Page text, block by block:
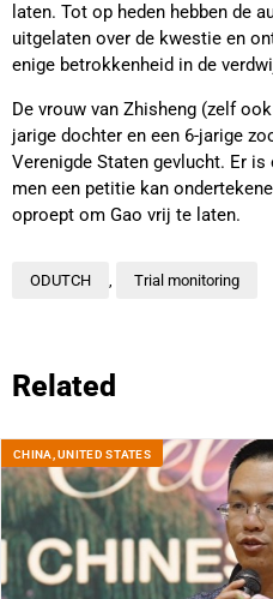
laten. Tot op heden hebben de
uitgelaten over de kwestie en
enige betrokkenheid in de
De vrouw van Zhisheng (zelf
jarige dochter en een 6-jarige
Verenigde Staten gevlucht. Er is
men een petitie kan
oproept om Gao vrij te laten.
ODUTCH , Trial monitoring
Related
CHINA ,UNITED STATES